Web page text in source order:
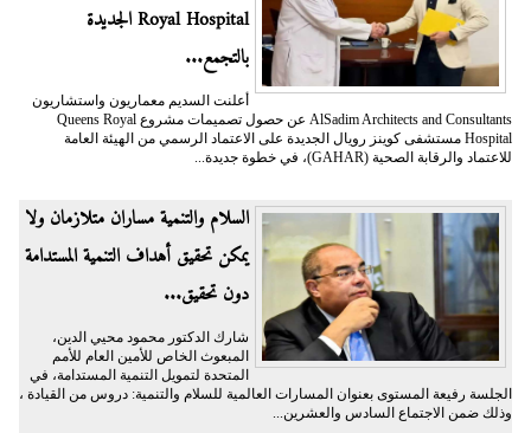
Royal Hospital الجديدة
بالتجمع...
أعلنت السديم معماريون واستشاريون
AlSadim Architects and Consultants عن حصول تصميمات مشروع Queens Royal
Hospital مستشفى كوينز رويال الجديدة على الاعتماد الرسمي من الهيئة العامة
للاعتماد والرقابة الصحية (GAHAR)، في خطوة جديدة...
السلام والتنمية مساران متلازمان ولا
يمكن تحقيق أهداف التنمية المستدامة
دون تحقيق...
شارك الدكتور محمود محيي الدين،
المبعوث الخاص للأمين العام للأمم
المتحدة لتمويل التنمية المستدامة، في
الجلسة رفيعة المستوى بعنوان المسارات العالمية للسلام والتنمية: دروس من القيادة ،
وذلك ضمن الاجتماع السادس والعشرين...